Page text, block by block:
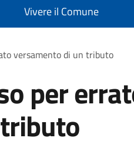
Vivere il Comune
versamento di un tributo
per